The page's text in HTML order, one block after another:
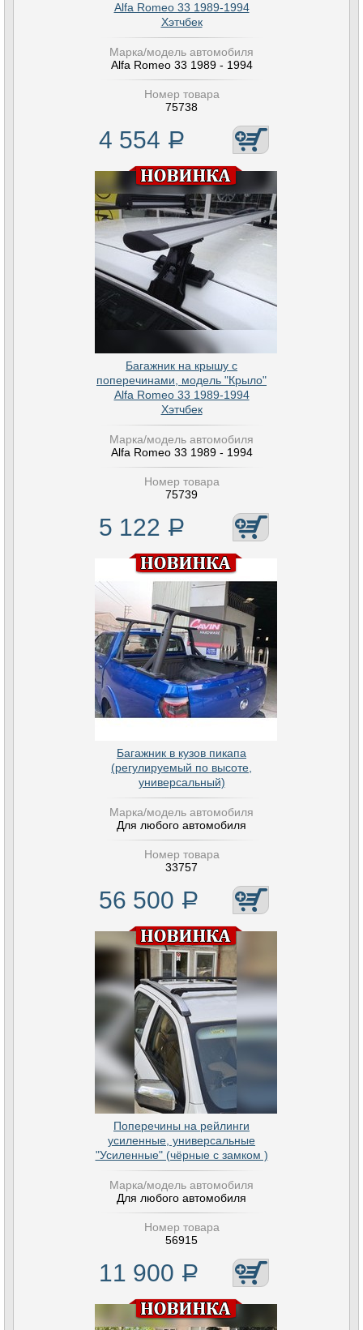
Alfa Romeo 33 1989-1994
Хэтчбек
Марка/модель автомобиля
Alfa Romeo 33 1989 - 1994
Номер товара
75738
4 554 Р
Багажник на крышу с
поперечинами, модель "Крыло"
Alfa Romeo 33 1989-1994
Хэтчбек
Марка/модель автомобиля
Alfa Romeo 33 1989 - 1994
Номер товара
75739
5 122 Р
Багажник в кузов пикапа
(регулируемый по высоте,
универсальный)
Марка/модель автомобиля
Для любого автомобиля
Номер товара
33757
56 500 Р
Поперечины на рейлинги
усиленные, универсальные
"Усиленные" (чёрные с замком )
Марка/модель автомобиля
Для любого автомобиля
Номер товара
56915
11 900 Р